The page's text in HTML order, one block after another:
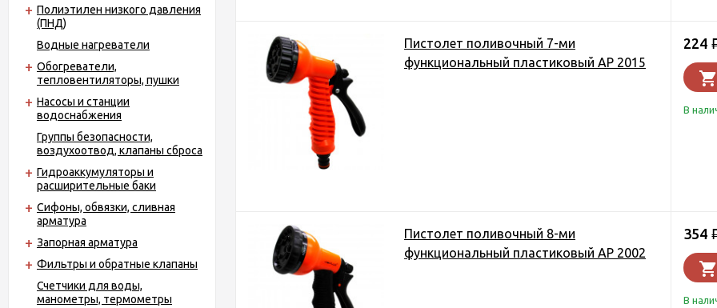
Полиэтилен низкого давления
(ПНД)
Водные нагреватели
Обогреватели,
тепловентиляторы, пушки
Насосы и станции
водоснабжения
Группы безопасности,
воздухоотвод, клапаны сброса
Гидроаккумуляторы и
расширительные баки
Сифоны, обвязки, сливная
арматура
Запорная арматура
Фильтры и обратные клапаны
Счетчики для воды,
манометры, термометры
Пистолет поливочный 7-ми
функциональный пластиковый AP 2015
224
В
Пистолет поливочный 8-ми
функциональный пластиковый AP 2002
354
В